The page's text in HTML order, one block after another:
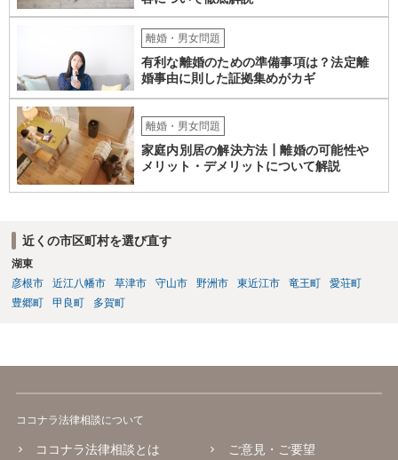
離婚・男女問題
有利な離婚のための準備事項は？法定離
婚事由に則した証拠集めがカギ
離婚・男女問題
家庭内別居の解決方法┃離婚の可能性や
メリット・デメリットについて解説
近くの市区町村を選び直す
湖東
彦根市
近江八幡市 草津市 守山市 野洲市 東近江市 竜王町
愛荘町
豊郷町
甲良町 多賀町
ココナラ法律相談について
ココナラ法律相談とは
ご意見・ご要望